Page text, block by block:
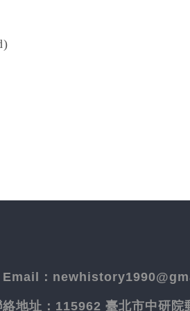
Email：
地址： 115962 臺北市中研院